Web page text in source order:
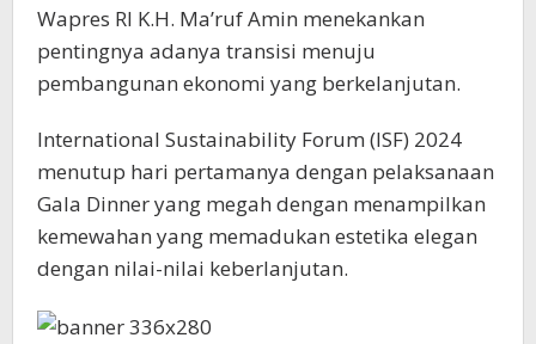
Wapres RI K.H. Ma’ruf Amin menekankan
pentingnya adanya transisi menuju
pembangunan ekonomi yang berkelanjutan.
International Sustainability Forum (ISF) 2024
menutup hari pertamanya dengan pelaksanaan
Gala Dinner yang megah dengan menampilkan
kemewahan yang memadukan estetika elegan
dengan nilai-nilai keberlanjutan.